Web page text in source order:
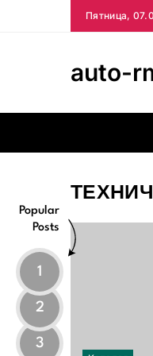
Пятница,
auto-
Popular
Posts
1
2
3